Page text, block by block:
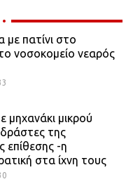
με πατίνι στο
νοσοκομείο νεαρός
μηχανάκι μικρού
της
επίθεσης -η
στα ίχνη τους